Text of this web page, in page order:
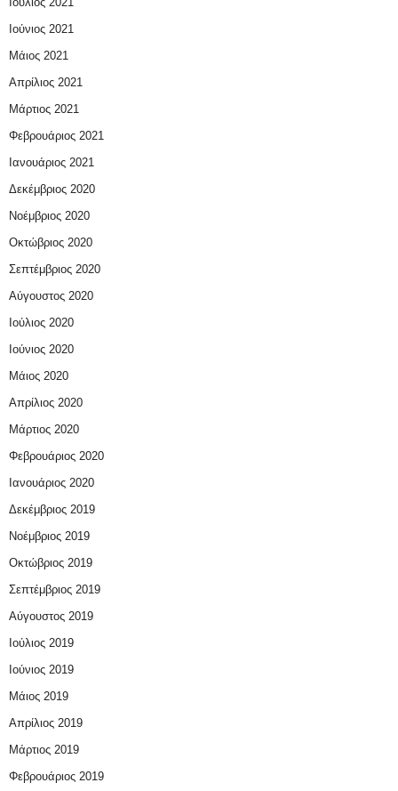
Ιούνιος 2021
Μάιος 2021
Απρίλιος 2021
Μάρτιος 2021
Φεβρουάριος 2021
Ιανουάριος 2021
Δεκέμβριος 2020
Νοέμβριος 2020
Οκτώβριος 2020
Σεπτέμβριος 2020
Αύγουστος 2020
Ιούλιος 2020
Ιούνιος 2020
Μάιος 2020
Απρίλιος 2020
Μάρτιος 2020
Φεβρουάριος 2020
Ιανουάριος 2020
Δεκέμβριος 2019
Νοέμβριος 2019
Οκτώβριος 2019
Σεπτέμβριος 2019
Αύγουστος 2019
Ιούλιος 2019
Ιούνιος 2019
Μάιος 2019
Απρίλιος 2019
Μάρτιος 2019
Φεβρουάριος 2019